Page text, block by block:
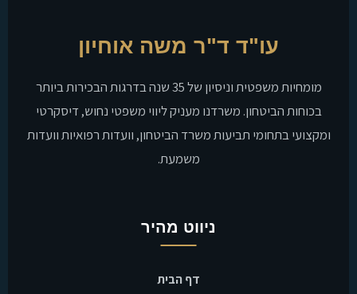
עו"ד ד"ר משה אוחיון
מומחיות משפטית וניסיון של 35 שנה בדרגות הבכירות ביותר
בכוחות הביטחון. משרדנו מעניק ליווי משפטי נחוש, דיסקרטי
ומקצועי בתחומי תביעות משרד הביטחון, וועדות רפואיות וועדות
משמעת.
ניווט מהיר
דף הבית